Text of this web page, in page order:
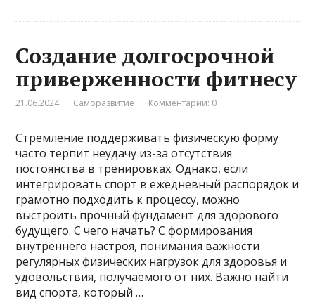
Создание долгосрочной
приверженности фитнесу
21.06.2024 Саморазвитие Комментарии: 0
Стремление поддерживать физическую форму
часто терпит неудачу из-за отсутствия
постоянства в тренировках. Однако, если
интегрировать спорт в ежедневный распорядок и
грамотно подходить к процессу, можно
выстроить прочный фундамент для здорового
будущего. С чего начать? С формирования
внутреннего настроя, понимания важности
регулярных физических нагрузок для здоровья и
удовольствия, получаемого от них. Важно найти
вид спорта, который …